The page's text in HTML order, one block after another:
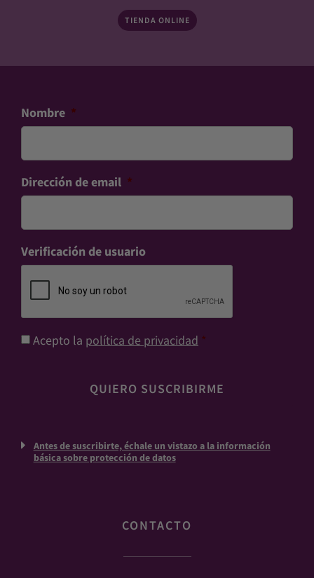
TIENDA ONLINE
Nombre *
Dirección de email *
Verificación de usuario
Consentimiento *
Acepto la política de privacidad *
Antes de suscribirte, échale un vistazo a la información
básica sobre protección de datos
CONTACTO